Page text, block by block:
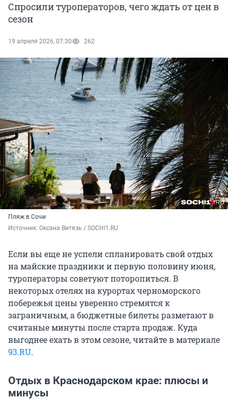
Спросили туроператоров, чего ждать от цен в
сезон
19 апреля 2026, 07:30 262
Пляж в Сочи
Источник: Оксана Витязь / SOCHI1.RU
Если вы еще не успели спланировать свой отдых
на майские праздники и первую половину июня,
туроператоры советуют поторопиться. В
некоторых отелях на курортах черноморского
побережья цены уверенно стремятся к
заграничным, а бюджетные билеты разметают в
считаные минуты после старта продаж. Куда
выгоднее ехать в этом сезоне, читайте в материале
93.RU.
Отдых в Краснодарском крае: плюсы и
минусы